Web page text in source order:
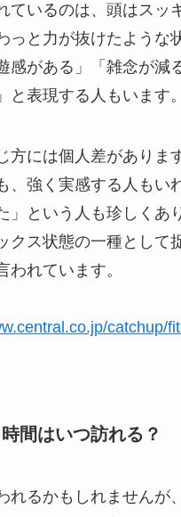
ているのは、頭はスッ
っと力が抜けたような
感がある」「雑念が減
と表現する人もいます。
方には個人差がありま
、強く実感する人もい
」という人も珍しくあ
クス状態の一種として
われています。
catchup/
間はいつ訪れる？
れるかもしれませんが